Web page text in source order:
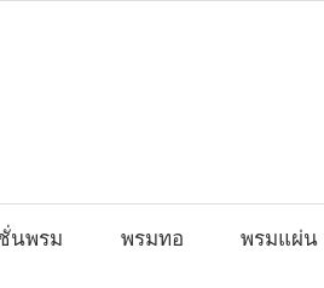
นพรม พรมทอ พรมแผ่น